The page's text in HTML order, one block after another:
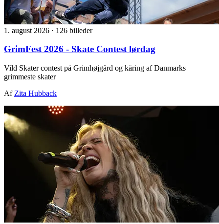
1. august 2026 · 126 billeder
GrimFest 2026 - Skate Contest lørdag
Vild Skater contest på Grimhøjgård og kåring af Danmarks
grimmeste skater
Af Zita Hubback